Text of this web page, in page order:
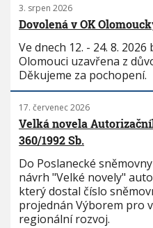
3. srpen 2026
Dovolená v OK
Ve dnech 12. - 24. 8.
Olomouci uzavřena z
Děkujeme za pochopení.
17. červenec 2026
Velká novela
360/1992 Sb.
Do Poslanecké
návrh "Velké novely"
který dostal číslo
projednán Výborem pro
regionální rozvoj.